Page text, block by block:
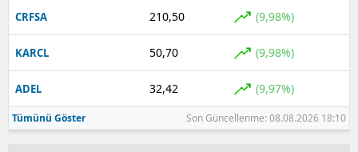
CRFSA 210,50 (9,98%)
KARCL 50,70 (9,98%)
ADEL 32,42 (9,97%)
Tümünü Göster Son Güncellenme: 08.08.2026 18:10